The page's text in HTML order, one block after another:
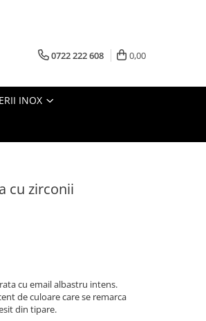
0722 222 608 0,00
INOX
cu zirconii
cu email albastru intens.
de culoare care se remarca
din tipare.